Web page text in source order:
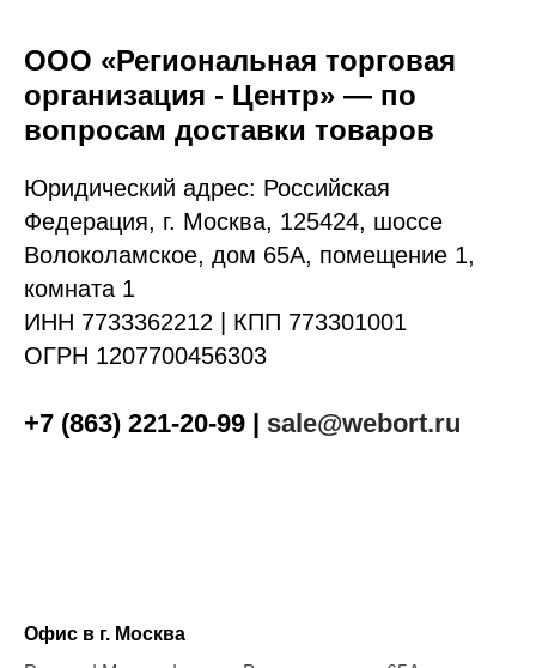
ООО «Региональная торговая
организация - Центр» — по
вопросам доставки товаров
Юридический адрес: Российская
Федерация, г. Москва, 125424, шоссе
Волоколамское, дом 65А, помещение 1,
комната 1
ИНН 7733362212 | КПП 773301001
ОГРН 1207700456303
+7 (863) 221-20-99 | sale@webort.ru
Офис в г. Москва